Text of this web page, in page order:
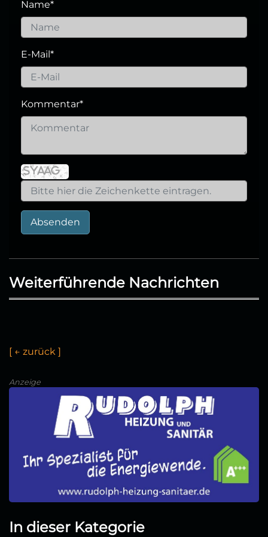
Name*
E-Mail*
Kommentar*
Absenden
Weiterführende Nachrichten
[ ← zurü c k ]
Anzeige
In dieser Kategorie